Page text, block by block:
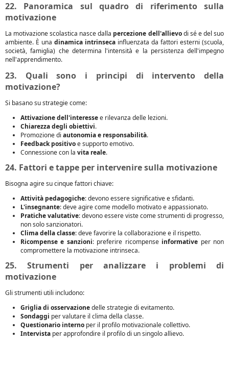
22. Panoramica sul quadro di riferimento sulla
motivazione
La motivazione scolastica nasce dalla percezione dell'allievodi sé e del suo
ambiente. È una dinamica intrinseca influenzata da fattori esterni (scuola,
società, famiglia) che determina l'intensità e la persistenza dell'impegno
nell'apprendimento.
23. Quali sono i principi di intervento della
motivazione?
Si basano su strategie come:
Attivazione dell'interessee rilevanza delle lezioni.
Chiarezza degli obiettivi.
Promozione di autonomia e responsabilità.
Feedback positivoe supporto emotivo.
Connessione con la vita reale.
24. Fattori e tappe per intervenire sulla motivazione
Bisogna agire su cinque fattori chiave:
Attività pedagogiche: devono essere significative e sfidanti.
L'insegnante: deve agire come modello motivato e appassionato.
Pratiche valutative: devono essere viste come strumenti di progresso,
non solo sanzionatori.
Clima della classe: deve favorire la collaborazione e il rispetto.
Ricompense e sanzioni: preferire ricompense informative per non
compromettere la motivazione intrinseca.
25. Strumenti per analizzare i problemi di
motivazione
Gli strumenti utili includono:
Griglia di osservazionedelle strategie di evitamento.
Sondaggi per valutare il clima della classe.
Questionario interno per il profilo motivazionale collettivo.
Intervista per approfondire il profilo di un singolo allievo.